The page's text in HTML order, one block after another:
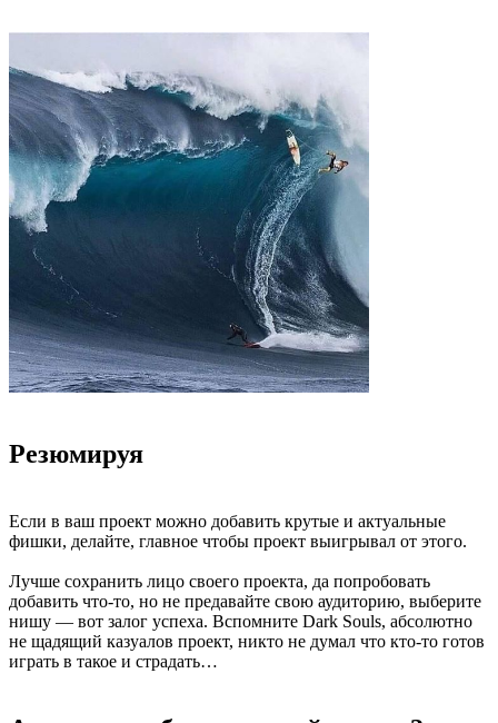
Резюмируя
Если в ваш проект можно добавить крутые и актуальные
фишки, делайте, главное чтобы проект выигрывал от этого.
Лучше сохранить лицо своего проекта, да попробовать
добавить что-то, но не предавайте свою аудиторию, выберите
нишу — вот залог успеха. Вспомните Dark Souls, абсолютно
не щадящий казуалов проект, никто не думал что кто-то готов
играть в такое и страдать…